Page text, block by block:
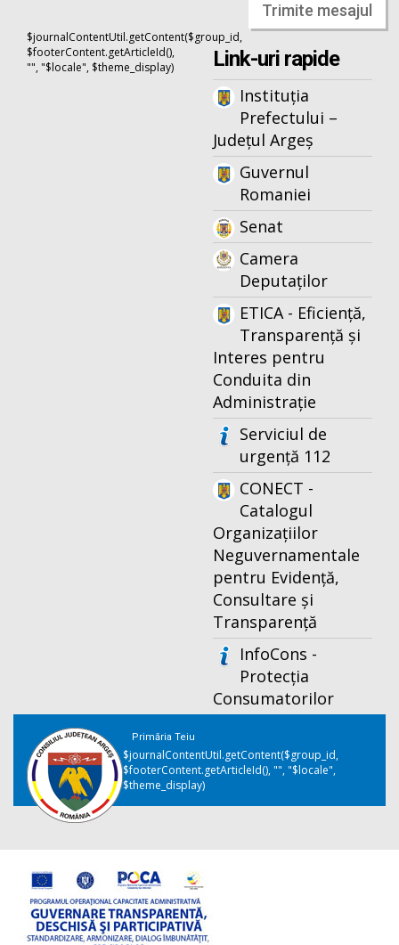
Trimite mesajul
$journalContentUtil.getContent($group_id,
$footerContent.getArticleId(),
"", "$locale", $theme_display)
Link-uri rapide
Instituția
Prefectului –
Județul Argeș
Guvernul
Romaniei
Senat
Camera
Deputaților
ETICA - Eficiență,
Transparență și
Interes pentru
Conduita din
Administrație
Serviciul de
urgență 112
CONECT -
Catalogul
Organizațiilor
Neguvernamentale
pentru Evidență,
Consultare și
Transparență
InfoCons -
Protecția
Consumatorilor
Primăria Teiu
$journalContentUtil.getContent($group_id,
$footerContent.getArticleId(), "", "$locale",
$theme_display)